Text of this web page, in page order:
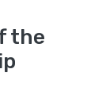
the